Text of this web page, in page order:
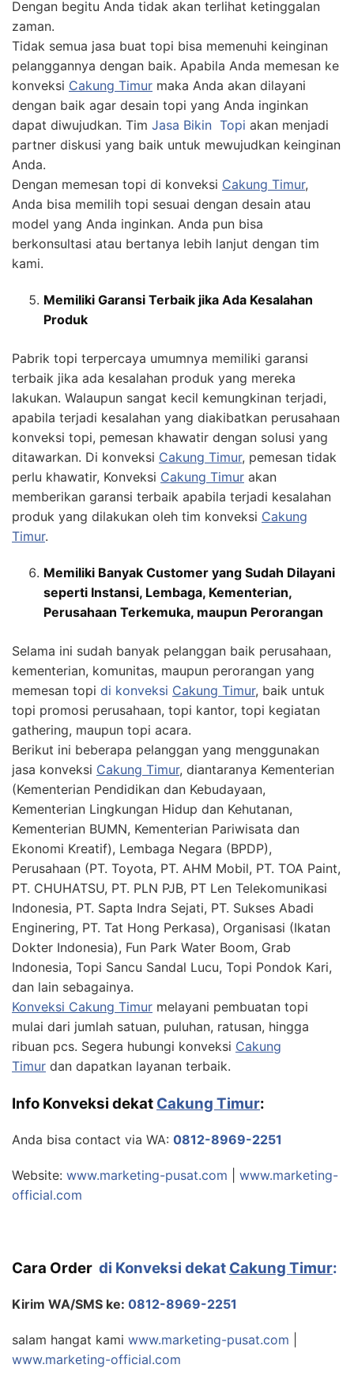
Dengan begitu Anda tidak akan terlihat ketinggalan
zaman.
Tidak semua jasa buat topi bisa memenuhi keinginan
pelanggannya dengan baik. Apabila Anda memesan ke
konveksi Cakung Timur maka Anda akan dilayani
dengan baik agar desain topi yang Anda inginkan
dapat diwujudkan. Tim Jasa Bikin Topi akan menjadi
partner diskusi yang baik untuk mewujudkan keinginan
Anda.
Dengan memesan topi di konveksi Cakung Timur,
Anda bisa memilih topi sesuai dengan desain atau
model yang Anda inginkan. Anda pun bisa
berkonsultasi atau bertanya lebih lanjut dengan tim
kami.
Memiliki Garansi Terbaik jika Ada Kesalahan
Produk
Pabrik topi terpercaya umumnya memiliki garansi
terbaik jika ada kesalahan produk yang mereka
lakukan. Walaupun sangat kecil kemungkinan terjadi,
apabila terjadi kesalahan yang diakibatkan perusahaan
konveksi topi, pemesan khawatir dengan solusi yang
ditawarkan. Di konveksi Cakung Timur, pemesan tidak
perlu khawatir, Konveksi Cakung Timur akan
memberikan garansi terbaik apabila terjadi kesalahan
produk yang dilakukan oleh tim konveksi Cakung
Timur.
Memiliki Banyak Customer yang Sudah Dilayani
seperti Instansi, Lembaga, Kementerian,
Perusahaan Terkemuka, maupun Perorangan
Selama ini sudah banyak pelanggan baik perusahaan,
kementerian, komunitas, maupun perorangan yang
memesan topi di konveksi Cakung Timur, baik untuk
topi promosi perusahaan, topi kantor, topi kegiatan
gathering, maupun topi acara.
Berikut ini beberapa pelanggan yang menggunakan
jasa konveksi Cakung Timur, diantaranya Kementerian
(Kementerian Pendidikan dan Kebudayaan,
Kementerian Lingkungan Hidup dan Kehutanan,
Kementerian BUMN, Kementerian Pariwisata dan
Ekonomi Kreatif), Lembaga Negara (BPDP),
Perusahaan (PT. Toyota, PT. AHM Mobil, PT. TOA Paint,
PT. CHUHATSU, PT. PLN PJB, PT Len Telekomunikasi
Indonesia, PT. Sapta Indra Sejati, PT. Sukses Abadi
Enginering, PT. Tat Hong Perkasa), Organisasi (Ikatan
Dokter Indonesia), Fun Park Water Boom, Grab
Indonesia, Topi Sancu Sandal Lucu, Topi Pondok Kari,
dan lain sebagainya.
Konveksi Cakung Timur melayani pembuatan topi
mulai dari jumlah satuan, puluhan, ratusan, hingga
ribuan pcs. Segera hubungi konveksi Cakung
Timur dan dapatkan layanan terbaik.
Info Konveksi dekat Cakung Timur:
Anda bisa contact via WA: 0812-8969-2251
Website: www.marketing-pusat.com
www.marketing-
official.com
Cara Order di Konveksi dekat Cakung Timur:
Kirim WA/SMS ke: 0812-8969-2251
salam hangat kami www.marketing-pusat.com
www.marketing-official.com